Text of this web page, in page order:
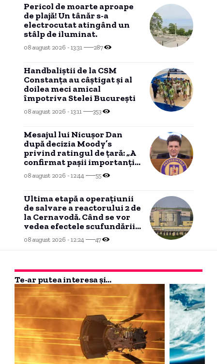
Pericol de moarte aproape
de plajă! Un tânăr s-a
electrocutat atingând un
stâlp de iluminat.
08 august 2026 - 13:31 287
Handbaliștii de la CSM
Constanța au câștigat și al
doilea meci amical
împotriva Stelei București
08 august 2026 - 13:11 353
Mesajul lui Nicușor Dan
după decizia Moody’s
privind ratingul de țară: „A
confirmat pașii importanți
realizați de România”
08 august 2026 - 12:44 55
Ultima etapă a operațiunii
de salvare a reactorului 2 de
la Cernavodă. Când se vor
vedea efectele scufundării
barjelor în Dunăre.
08 august 2026 - 12:24 47
Te-ar putea interesa și...